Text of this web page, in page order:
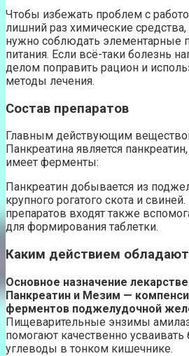
Чтобы избежать проблем с
лишний раз химические
нужно соблюдать элементарные
питания. Если всё-таки болезнь
делом поправить рацион и
методы лечения.
Состав препаратов
Главным действующим
Панкреатина является
имеет ферменты:
Панкреатин добывается из
крупного рогатого скота и свиней.
препаратов входят также
для формирования таблетки.
Каким действием
Основное назначение
Панкреатин и Мезим —
ферментов поджелудочной
Пищеварительные энзимы
помогают качественно
углеводы в тонком кишечнике.